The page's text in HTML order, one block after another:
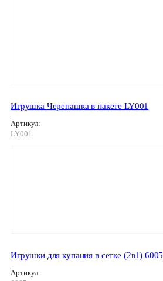
Игрушка Черепашка в пакете LY001
Артикул:
LY001
Игрушки для купания в сетке (2в1) 6005
Артикул: